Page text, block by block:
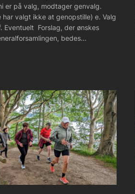
er på valg, modtager genvalg.
har valgt ikke at genopstille) e. Valg
Eventuelt Forslag, der ønskes
bedes…